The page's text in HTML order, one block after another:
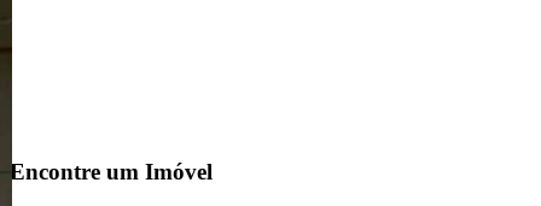
Encontre um Imóvel